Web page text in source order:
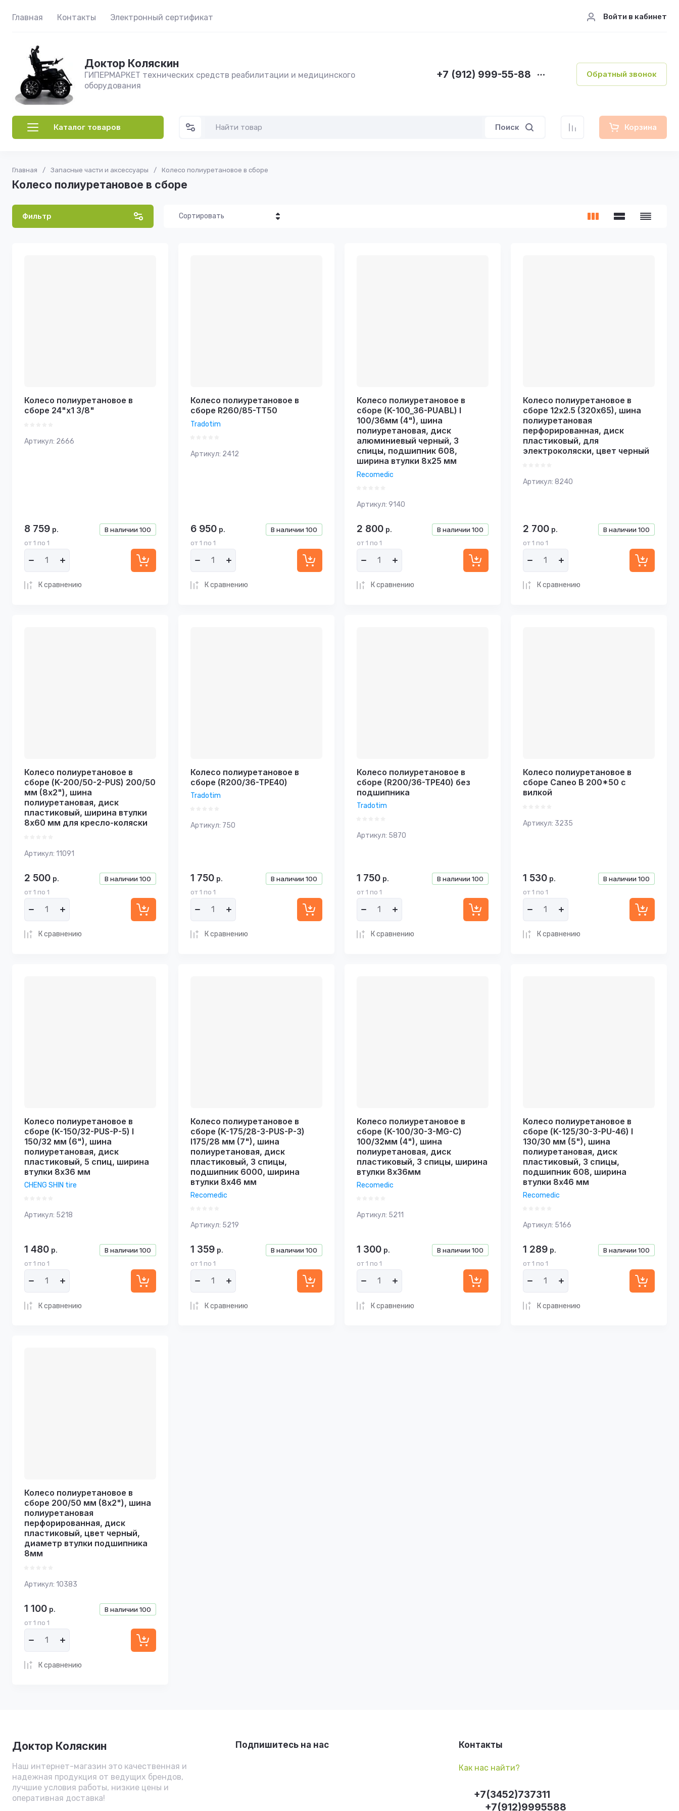
Главная Контакты Электронный сертификат Войти в кабинет
Доктор Коляскин
ГИПЕРМАРКЕТ технических средств реабилитации и медицинского
оборудования
+7 (912) 999-55-88 Обратный звонок
Каталог товаров Поиск Корзина
Главная / Запасные части и аксессуары / Колесо полиуретановое в сборе
Колесо полиуретановое в сборе
Фильтр Сортировать
Колесо полиуретановое в
сборе 24"x1 3/8"
Артикул: 2666
В наличии 100
8 759 р.
от 1 по 1
К сравнению
Колесо полиуретановое в
сборе R260/85-TT50
Tradotim
Артикул: 2412
В наличии 100
6 950 р.
от 1 по 1
К сравнению
Колесо полиуретановое в
сборе (K-100_36-PUABL) I
100/36мм (4"), шина
полиуретановая, диск
алюминиевый черный, 3
спицы, подшипник 608,
ширина втулки 8х25 мм
Recomedic
Артикул: 9140
В наличии 100
2 800 р.
от 1 по 1
К сравнению
Колесо полиуретановое в
сборе 12х2.5 (320х65), шина
полиуретановая
перфорированная, диск
пластиковый, для
электроколяски, цвет черный
Артикул: 8240
В наличии 100
2 700 р.
от 1 по 1
К сравнению
Колесо полиуретановое в
сборе (K-200/50-2-PUS) 200/50
мм (8х2"), шина
полиуретановая, диск
пластиковый, ширина втулки
8х60 мм для кресло-коляски
Артикул: 11091
В наличии 100
2 500 р.
от 1 по 1
К сравнению
Колесо полиуретановое в
сборе (R200/36-TPE40)
Tradotim
Артикул: 750
В наличии 100
1 750 р.
от 1 по 1
К сравнению
Колесо полиуретановое в
сборе (R200/36-TPE40) без
подшипника
Tradotim
Артикул: 5870
В наличии 100
1 750 р.
от 1 по 1
К сравнению
Колесо полиуретановое в
сборе Caneo B 200*50 с
вилкой
Артикул: 3235
В наличии 100
1 530 р.
от 1 по 1
К сравнению
Колесо полиуретановое в
сборе (K-150/32-PUS-P-5) I
150/32 мм (6"), шина
полиуретановая, диск
пластиковый, 5 спиц, ширина
втулки 8х36 мм
CHENG SHIN tire
Артикул: 5218
В наличии 100
1 480 р.
от 1 по 1
К сравнению
Колесо полиуретановое в
сборе (K-175/28-3-PUS-P-3)
I175/28 мм (7"), шина
полиуретановая, диск
пластиковый, 3 спицы,
подшипник 6000, ширина
втулки 8х46 мм
Recomedic
Артикул: 5219
В наличии 100
1 359 р.
от 1 по 1
К сравнению
Колесо полиуретановое в
сборе (K-100/30-3-MG-C)
100/32мм (4"), шина
полиуретановая, диск
пластиковый, 3 спицы, ширина
втулки 8х36мм
Recomedic
Артикул: 5211
В наличии 100
1 300 р.
от 1 по 1
К сравнению
Колесо полиуретановое в
сборе (K-125/30-3-PU-46) I
130/30 мм (5"), шина
полиуретановая, диск
пластиковый, 3 спицы,
подшипник 608, ширина
втулки 8х46 мм
Recomedic
Артикул: 5166
В наличии 100
1 289 р.
от 1 по 1
К сравнению
Колесо полиуретановое в
сборе 200/50 мм (8х2"), шина
полиуретановая
перфорированная, диск
пластиковый, цвет черный,
диаметр втулки подшипника
8мм
Артикул: 10383
В наличии 100
1 100 р.
от 1 по 1
К сравнению
Доктор Коляскин
Наш интернет-магазин это качественная и
надежная продукция от ведущих брендов,
лучшие условия работы, низкие цены и
оперативная доставка!
Подпишитесь на нас Контакты
Как нас найти?
+7(3452)737311
+7(912)9995588